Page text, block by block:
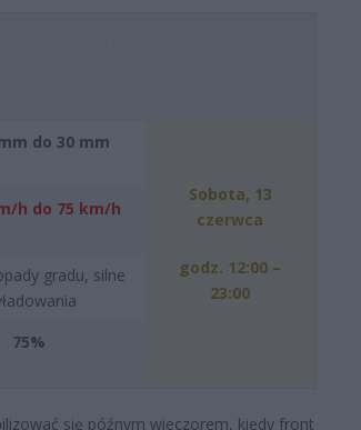
do 30 mm
Sobota, 13
czerwca
godz. 12:00 –
23:00
h do 75 km/h
gradu, silne
75%
się późnym wieczorem, kiedy front